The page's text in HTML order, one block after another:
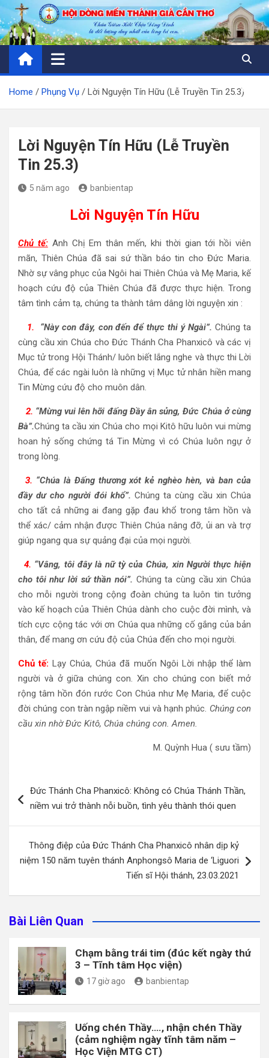
Skip
to
content
Home Phụng Vụ Lời Nguyện Tín Hữu (Lễ Truyền Tin 25.3)
Lời Nguyện Tín Hữu (Lễ Truyền
Tin 25.3)
5 năm ago banbientap
Lời Nguyện Tín Hữu
Chủ tế:Anh Chị Em thân mến, khi thời gian tới hồi viên
mãn, Thiên Chúa đã sai sứ thần báo tin cho Đức Maria.
Nhờ sự vâng phục của Ngôi hai Thiên Chúa và Mẹ Maria, kế
hoạch cứu độ của Thiên Chúa đã được thực hiện. Trong
tâm tình cảm tạ, chúng ta thành tâm dâng lời nguyện xin :
1. “Này con đây, con đến để thực thi ý Ngài”.Chúng ta
cùng cầu xin Chúa cho Đức Thánh Cha Phanxicô và các vị
Mục tử trong Hội Thánh/ luôn biết lắng nghe và thực thi Lời
Chúa, để các ngài luôn là những vị Mục tử nhân hiền mang
Tin Mừng cứu độ cho muôn dân.
2. “Mừng vui lên hỡi đấng Đầy ân sủng, Đức Chúa ở cùng
Bà”.Chúng ta cầu xin Chúa cho mọi Kitô hữu luôn vui mừng
hoan hỷ sống chứng tá Tin Mừng vì có Chúa luôn ngự ở
trong lòng.
3. “Chúa là Đấng thương xót kẻ nghèo hèn, và ban của
đầy dư cho người đói khổ”.Chúng ta cùng cầu xin Chúa
cho tất cả những ai đang gặp đau khổ trong tâm hồn và
thể xác/ cảm nhận được Thiên Chúa nâng đỡ, ủi an và trợ
giúp ngang qua sự quảng đại của mọi người.
4. “Vâng, tôi đây là nữ tỳ của Chúa, xin Người thực hiện
cho tôi như lời sứ thần nói”. Chúng ta cùng cầu xin Chúa
cho mỗi người trong cộng đoàn chúng ta luôn tin tưởng
vào kế hoạch của Thiên Chúa dành cho cuộc đời mình, và
tích cực cộng tác với ơn Chúa qua những cố gắng của bản
thân, để mang ơn cứu độ của Chúa đến cho mọi người.
Chủ tế: Lạy Chúa, Chúa đã muốn Ngôi Lời nhập thể làm
người và ở giữa chúng con. Xin cho chúng con biết mở
rộng tâm hồn đón rước Con Chúa như Mẹ Maria, để cuộc
đời chúng con tràn ngập niềm vui và hạnh phúc. Chúng con
cầu xin nhờ Đức Kitô, Chúa chúng con. Amen.
M. Quỳnh Hua ( sưu tầm)
hướng
viết
Đức Thánh Cha Phanxicô: Không có Chúa Thánh Thần,
niềm vui trở thành nỗi buồn, tình yêu thành thói quen
Thông điệp của Đức Thánh Cha Phanxicô nhân dịp kỷ
niệm 150 năm tuyên thánh Anphongsô Maria de ‘Liguori
Tiến sĩ Hội thánh, 23.03.2021
Bài Liên Quan
Chạm bằng trái tim (đúc kết ngày thứ
3 – Tĩnh tâm Học viện)
17 giờ ago banbientap
Uống chén Thầy…., nhận chén Thầy
(cảm nghiệm ngày tĩnh tâm năm –
Học Viện MTG CT)